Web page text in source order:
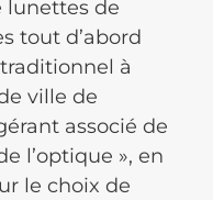
lunettes de
tout d’abord
à
ville de
associé de
l’optique », en
le choix de